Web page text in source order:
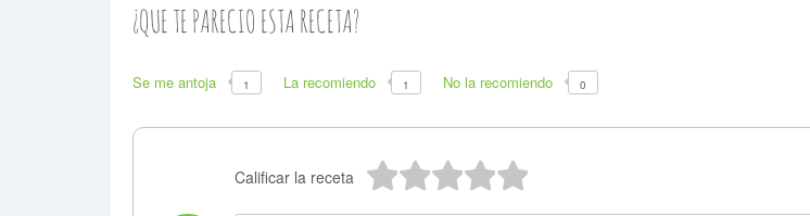
¿QUE TE PARECIO ESTA RECETA?
Se me antoja 1 La recomiendo 1 No la recomiendo 0
Calificar la receta 2 estrellas
3 estrellas
4 estrellas
5 estrellas